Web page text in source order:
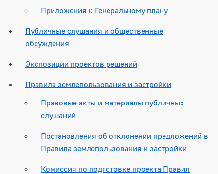
Приложения к Генеральному плану
Публичные слушания и общественные
обсуждения
Экспозиции проектов решений
Правила землепользования и застройки
Правовые акты и материалы публичных
слушаний
Постановления об отклонении предложений в
Правила землепользования и застройки
Комиссия по подготовке проекта Правил